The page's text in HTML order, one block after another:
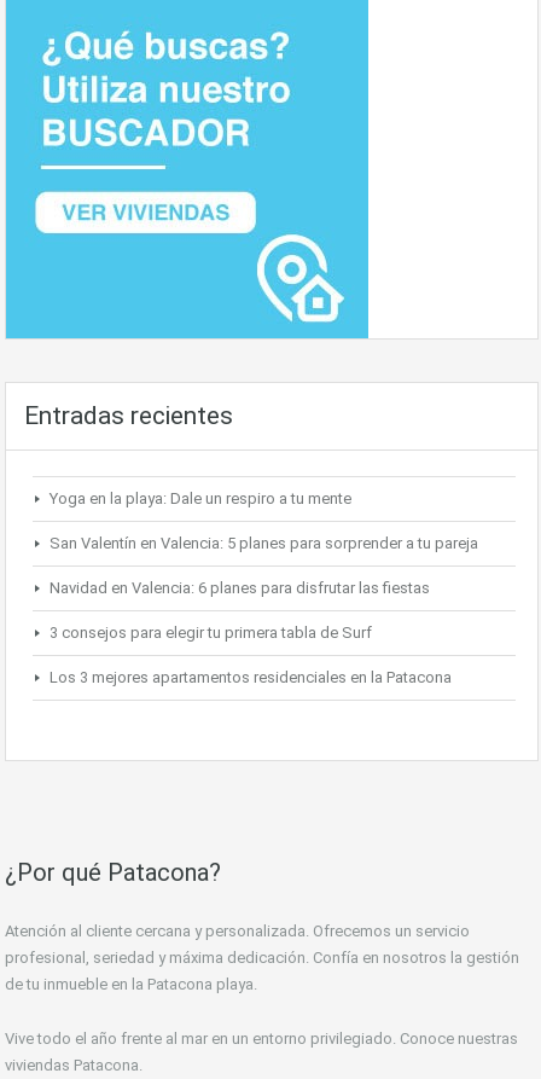
Entradas recientes
Yoga en la playa: Dale un respiro a tu mente
San Valentín en Valencia: 5 planes para sorprender a tu pareja
Navidad en Valencia: 6 planes para disfrutar las fiestas
3 consejos para elegir tu primera tabla de Surf
Los 3 mejores apartamentos residenciales en la Patacona
¿Por qué Patacona?
Atención al cliente cercana y personalizada. Ofrecemos un servicio
profesional, seriedad y máxima dedicación. Confía en nosotros la gestión
de tu inmueble en la Patacona playa.
Vive todo el año frente al mar en un entorno privilegiado. Conoce nuestras
viviendas Patacona.